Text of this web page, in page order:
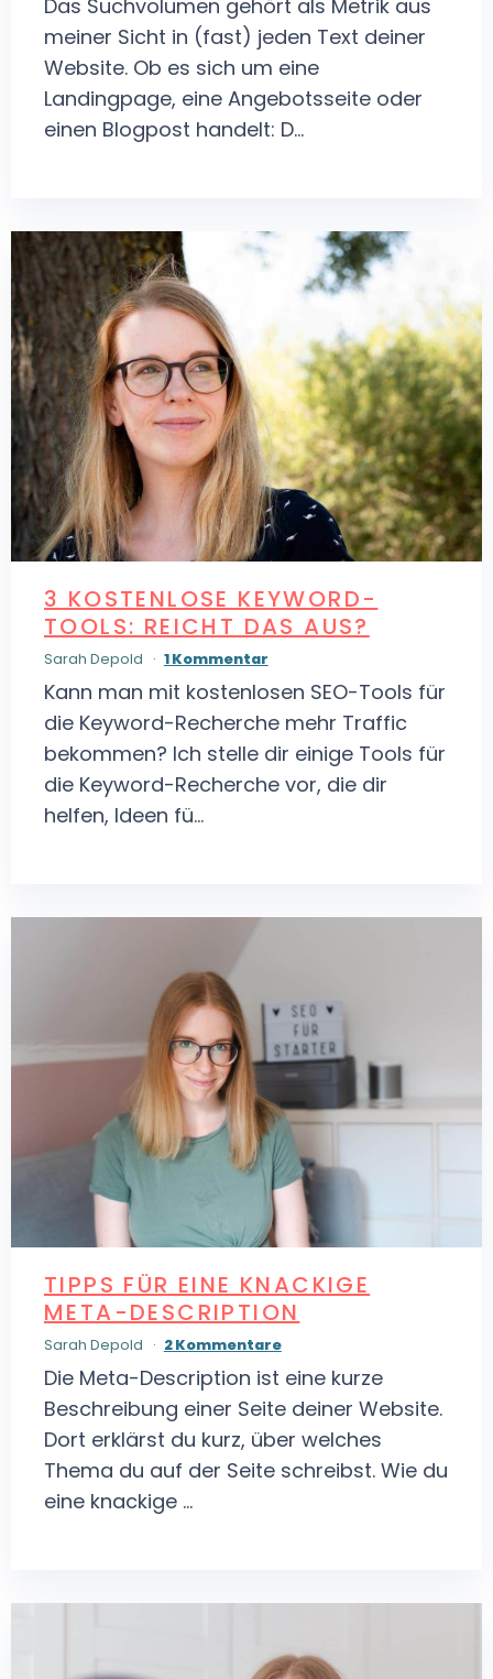
Das Suchvolumen gehört als Metrik aus
meiner Sicht in (fast) jeden Text deiner
Website. Ob es sich um eine
Landingpage, eine Angebotsseite oder
einen Blogpost handelt: D...
3 KOSTENLOSE KEYWORD-
TOOLS: REICHT DAS AUS?
Sarah Depold 1 Kommentar
Kann man mit kostenlosen SEO-Tools für
die Keyword-Recherche mehr Traffic
bekommen? Ich stelle dir einige Tools für
die Keyword-Recherche vor, die dir
helfen, Ideen fü...
TIPPS FÜR EINE KNACKIGE
META-DESCRIPTION
Sarah Depold 2 Kommentare
Die Meta-Description ist eine kurze
Beschreibung einer Seite deiner Website.
Dort erklärst du kurz, über welches
Thema du auf der Seite schreibst. Wie du
eine knackige ...